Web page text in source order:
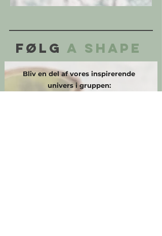
FølgA Shape
Bliv en del af vores inspirerende
univers i gruppen: